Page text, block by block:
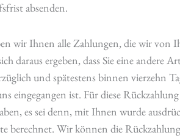
absenden.
wir Ihnen alle Zahlungen, die wir
daraus ergeben, dass Sie eine andere
und spätestens binnen vierzehn
eingegangen ist. Für diese
es sei denn, mit Ihnen wurde
berechnet. Wir können die